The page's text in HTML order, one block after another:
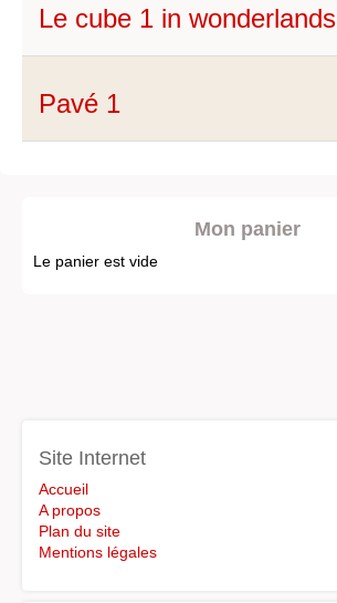
Le cube 1 in wonderlands
Pavé 1
Mon panier
Le panier est vide
Site Internet
Accueil
A propos
Plan du site
Mentions légales